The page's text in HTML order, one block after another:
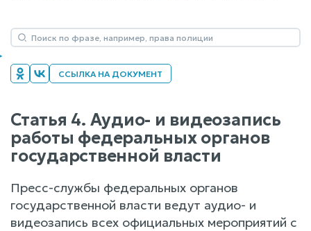
ССЫЛКА НА ДОКУМЕНТ
Статья 4. Аудио- и видеозапись
работы федеральных органов
государственной власти
Пресс-службы федеральных органов
государственной власти ведут аудио- и
видеозапись всех официальных мероприятий с